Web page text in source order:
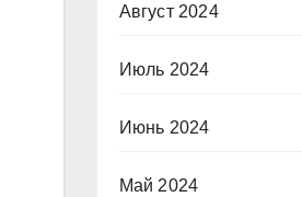
Август 2024
Июль 2024
Июнь 2024
Май 2024